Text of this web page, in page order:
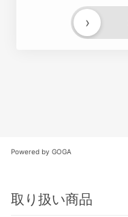
›
Powered by GOGA
取り扱い商品